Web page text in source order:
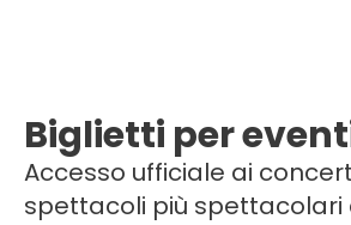
Biglietti per
Accesso ufficiale ai
spettacoli più spettacolari